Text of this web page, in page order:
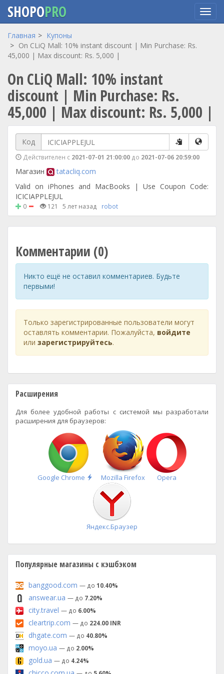
Перейти
основному
SHOPOPRO
Главная
Купоны
On CLiQ Mall: 10% instant discount | Min Purchase: Rs.
45,000 | Max discount: Rs. 5,000 |
On CLiQ Mall: 10% instant
discount | Min Purchase: Rs.
45,000 | Max discount: Rs. 5,000 |
Код
Действителен с 2021-07-01 21:00:00 до 2021-07-06 20:59:00
Магазин
tatacliq.com
Valid on iPhones and MacBooks | Use Coupon Code:
ICICIAPPLEJUL
0 121 5 лет назад robot
Комментарии (0)
Никто ещё не оставил комментариев. Будьте
первыми!
Только зарегистрированные пользователи могут
оставлять комментарии. Пожалуйста, войдите
или зарегистрируйтесь.
Расширения
Для более удобной работы с системой мы разработали
расширения для браузеров:
Google Chrome
Быстрая
установка
Mozilla Firefox Opera
Яндекс.Браузер
Популярные магазины с кэшбэком
banggood.com — до 10.40%
answear.ua — до 7.20%
city.travel — до 6.00%
cleartrip.com — до 224.00 INR
dhgate.com — до 40.80%
moyo.ua — до 2.00%
gold.ua — до 4.24%